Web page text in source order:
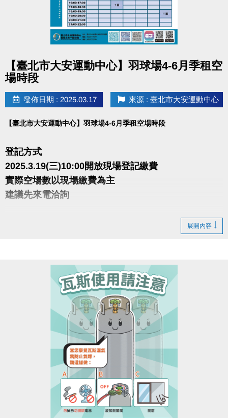
【臺北市大安運動中心】羽球場4-6月季租空
場時段
發佈日期 : 2025.03.17 來源 : 臺北市大安運動中心
【臺北市大安運動中心】羽球場4-6月季租空場時段
登記方式
2025.3.19(三)10:00開放現場登記繳費
實際空場數以現場繳費為主
建議先來電洽詢
‧須以偶數點，2小時為單位承租
‧嚴禁私人教學
洽詢(02)2377-0300分機103-104
展開內容